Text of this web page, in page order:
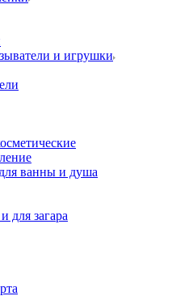
и игрушки
ванны и душа
для загара